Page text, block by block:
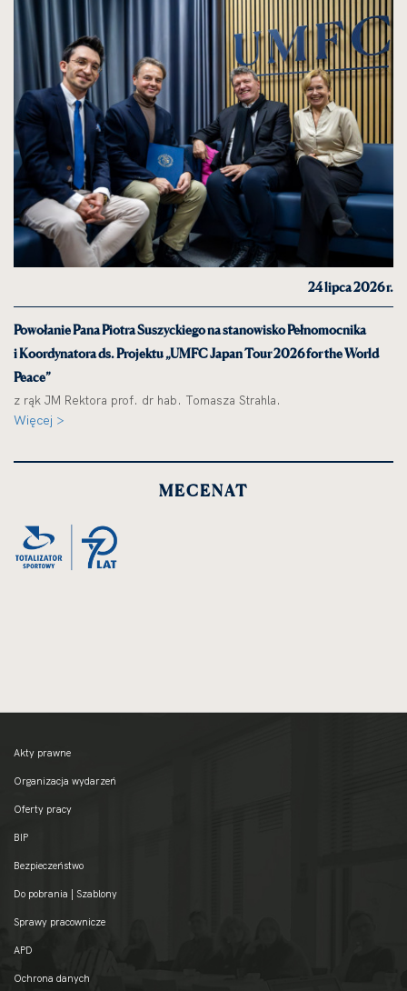
24 lipca 2026 r.
Powołanie Pana Piotra Suszyckiego na stanowisko Pełnomocnika
i Koordynatora ds. Projektu „UMFC Japan Tour 2026 for the World
Peace”
z rąk JM Rektora prof. dr hab. Tomasza Strahla.
Więcej >
MECENAT
Akty prawne
Organizacja wydarzeń
Oferty pracy
BIP
Bezpieczeństwo
Do pobrania | Szablony
Sprawy pracownicze
APD
Ochrona danych